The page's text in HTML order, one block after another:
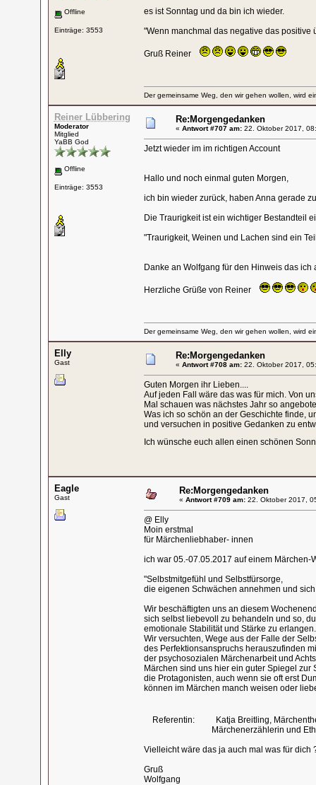
Offline
Einträge: 3553
es ist Sonntag und da bin ich wieder.
"Wenn manchmal das negative das
Gruß Reiner
Der gemeinsame Weg, den wir gehen wollen, wird
Reiner Lübbering
Moderator
Mitglied
YaBB God
Offline
Einträge: 3553
Re:Morgengedanken
« Antwort #707 am:22. Oktober 2017,
Jetzt wieder im im richtigen Account
Hallo und noch einmal guten Morgen,
ich bin wieder zurück, haben Anna gerade
Die Traurigkeit ist ein wichtiger Bestandteil
"Traurigkeit, Weinen und Lachen sind ein
Danke an Wolfgang für den Hinweis das ich
Herzliche Grüße von Reiner
Der gemeinsame Weg, den wir gehen wollen, wird
Elly
Gast
Re:Morgengedanken
« Antwort #708 am:22. Oktober 2017,
Guten Morgen ihr Lieben....
Auf jeden Fall wäre das was für mich. Von
Mal schauen was nächstes Jahr so
Was ich so schön an der Geschichte finde,
und versuchen in positive Gedanken zu
Ich wünsche euch allen einen schönen
Eagle
Gast
Re:Morgengedanken
« Antwort #709 am:22. Oktober 2017,
@ Elly
Moin erstmal
für Märchenliebhaber- innen
ich war 05.-07.05.2017 auf einem
"Selbstmitgefühl und Selbstfürsorge,
die eigenen Schwächen annehmen und
Wir beschäftigten uns an diesem
sich selbst liebevoll zu behandeln und so,
emotionale Stabilität und Stärke zu erlangen.
Wir versuchten, Wege aus der Falle der
des Perfektionsanspruchs herauszufinden
der psychosozialen Märchenarbeit und
Märchen sind uns hier ein guter Spiegel zur
die Protagonisten, auch wenn sie oft erst
können im Märchen manch weisen oder
Referentin: Katja Breitling,
Märchenerzählerin und
Vielleicht wäre das ja auch mal was für dich
Gruß
Wolfgang